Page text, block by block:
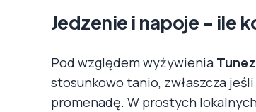
Jedzenie i napoje – ile
Pod względem wyżywienia
stosunkowo tanio, zwłaszcza
promenadę. W prostych